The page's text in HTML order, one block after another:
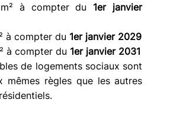
à compter du 1er janvier
à compter du 1er janvier 2029
à compter du 1er janvier 2031
de logements sociaux sont
mêmes règles que les autres